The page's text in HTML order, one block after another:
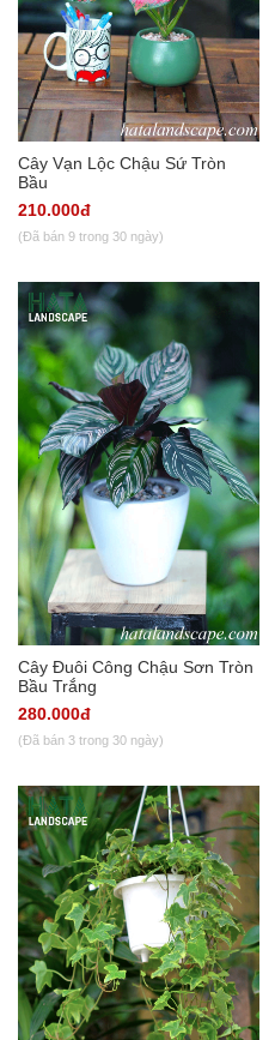
Cây Vạn Lộc Chậu Sứ Tròn
Bầu
210.000đ
(Đã bán 9 trong 30 ngày)
Cây Đuôi Công Chậu Sơn Tròn
Bầu Trắng
280.000đ
(Đã bán 3 trong 30 ngày)